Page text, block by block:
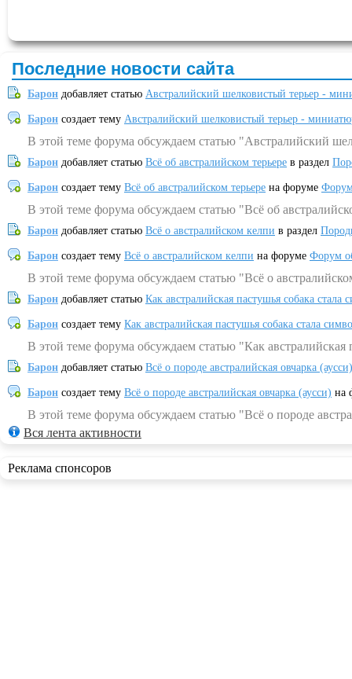
Последние новости сайта
Барон добавляет статью Австралийский шелковистый терьер -
Барон создает тему Австралийский шелковистый терьер -
В этой теме форума обсуждаем статью "Австралийский
Барон добавляет статью Всё об австралийском терьере в раздел
Барон создает тему Всё об австралийском терьере на форуме
В этой теме форума обсуждаем статью "Всё об
Барон добавляет статью Всё о австралийском келпи в раздел
Барон создает тему Всё о австралийском келпи на форуме Форум
В этой теме форума обсуждаем статью "Всё о
Барон добавляет статью Как австралийская пастушья собака
Барон создает тему Как австралийская пастушья собака стала
В этой теме форума обсуждаем статью "Как
Барон добавляет статью Всё о породе австралийская овчарка (аусси)
Барон создает тему Всё о породе австралийская овчарка (аусси) на
В этой теме форума обсуждаем статью "Всё о породе
Вся лента активности
Реклама спонсоров